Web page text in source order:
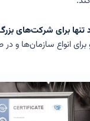
تنها برای شرکت‌های
برای انواع سازمان‌ها و